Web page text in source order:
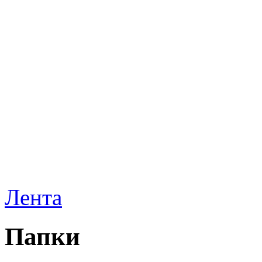
Лента
Папки